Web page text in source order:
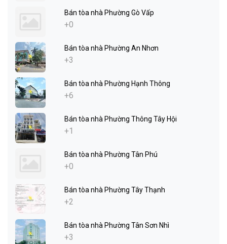
Bán tòa nhà Phường Gò Vấp
+0
Bán tòa nhà Phường An Nhơn
+3
Bán tòa nhà Phường Hạnh Thông
+6
Bán tòa nhà Phường Thông Tây Hội
+1
Bán tòa nhà Phường Tân Phú
+0
Bán tòa nhà Phường Tây Thạnh
+2
Bán tòa nhà Phường Tân Sơn Nhì
+3